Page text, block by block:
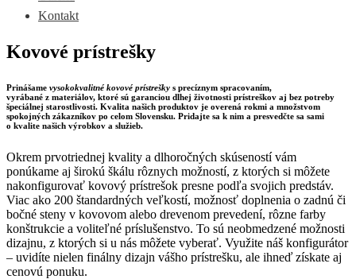
Kontakt
Kovové prístrešky
Prinášame vysokokvalitné kovové prístrešky s precíznym spracovaním,
vyrábané z materiálov, ktoré sú garanciou dlhej životnosti prístreškov aj bez potreby
špeciálnej starostlivosti. Kvalita našich produktov je overená rokmi a množstvom
spokojných zákazníkov po celom Slovensku. Pridajte sa k nim a presvedčte sa sami
o kvalite našich výrobkov a služieb.
Okrem prvotriednej kvality a dlhoročných skúseností vám
ponúkame aj širokú škálu rôznych možností, z ktorých si môžete
nakonfigurovať kovový prístrešok presne podľa svojich predstáv.
Viac ako 200 štandardných veľkostí, možnosť doplnenia o zadnú či
bočné steny v kovovom alebo drevenom prevedení, rôzne farby
konštrukcie a voliteľné príslušenstvo. To sú neobmedzené možnosti
dizajnu, z ktorých si u nás môžete vyberať. Využite náš konfigurátor
– uvidíte nielen finálny dizajn vášho prístrešku, ale ihneď získate aj
cenovú ponuku.